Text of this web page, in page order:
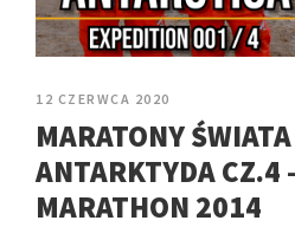
12 CZERWCA 2020
MARATONY
ANTARKTYDA CZ.4
MARATHON 2014